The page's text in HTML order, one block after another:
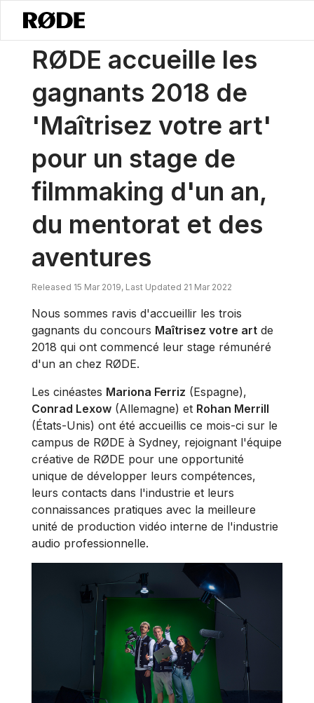
Nouvelles / RØDE Accueille Les Gagnants De 2018 Du Programme
RØDE accueille les
gagnants 2018 de
'Maîtrisez votre art'
pour un stage de
filmmaking d'un an,
du mentorat et des
aventures
Released 15 Mar 2019, Last Updated 21 Mar 2022
Nous sommes ravis d'accueillir les trois
gagnants du concours Maîtrisez votre art de
2018 qui ont commencé leur stage rémunéré
d'un an chez RØDE.
Les cinéastes Mariona Ferriz (Espagne),
Conrad Lexow (Allemagne) et Rohan Merrill
(États-Unis) ont été accueillis ce mois-ci sur le
campus de RØDE à Sydney, rejoignant l'équipe
créative de RØDE pour une opportunité
unique de développer leurs compétences,
leurs contacts dans l'industrie et leurs
connaissances pratiques avec la meilleure
unité de production vidéo interne de l'industrie
audio professionnelle.